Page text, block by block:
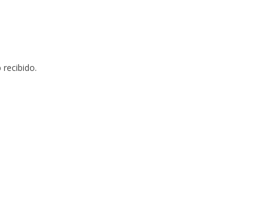
recibido.